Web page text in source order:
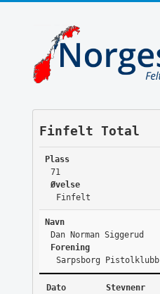
Finfelt Total
Plass
71
Øvelse
Finfelt
Navn
Dan Norman Siggerud
Forening
Sarpsborg Pistolklubb
Dato Stevnenr